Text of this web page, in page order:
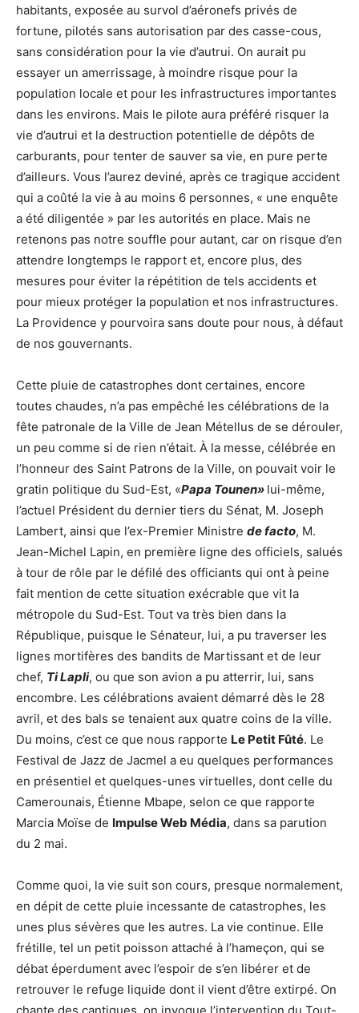
habitants, exposée au survol d’aéronefs privés de
fortune, pilotés sans autorisation par des casse-cous,
sans considération pour la vie d’autrui. On aurait pu
essayer un amerrissage, à moindre risque pour la
population locale et pour les infrastructures importantes
dans les environs. Mais le pilote aura préféré risquer la
vie d’autrui et la destruction potentielle de dépôts de
carburants, pour tenter de sauver sa vie, en pure perte
d’ailleurs. Vous l’aurez deviné, après ce tragique accident
qui a coûté la vie à au moins 6 personnes, « une enquête
a été diligentée » par les autorités en place. Mais ne
retenons pas notre souffle pour autant, car on risque d’en
attendre longtemps le rapport et, encore plus, des
mesures pour éviter la répétition de tels accidents et
pour mieux protéger la population et nos infrastructures.
La Providence y pourvoira sans doute pour nous, à défaut
de nos gouvernants.
Cette pluie de catastrophes dont certaines, encore
toutes chaudes, n’a pas empêché les célébrations de la
fête patronale de la Ville de Jean Métellus de se dérouler,
un peu comme si de rien n’était. À la messe, célébrée en
l’honneur des Saint Patrons de la Ville, on pouvait voir le
gratin politique du Sud-Est, «Papa Tounen» lui-même,
l’actuel Président du dernier tiers du Sénat, M. Joseph
Lambert, ainsi que l’ex-Premier Ministre de facto, M.
Jean-Michel Lapin, en première ligne des officiels, salués
à tour de rôle par le défilé des officiants qui ont à peine
fait mention de cette situation exécrable que vit la
métropole du Sud-Est. Tout va très bien dans la
République, puisque le Sénateur, lui, a pu traverser les
lignes mortifères des bandits de Martissant et de leur
chef, Ti Lapli, ou que son avion a pu atterrir, lui, sans
encombre. Les célébrations avaient démarré dès le 28
avril, et des bals se tenaient aux quatre coins de la ville.
Du moins, c’est ce que nous rapporte Le Petit Fûté. Le
Festival de Jazz de Jacmel a eu quelques performances
en présentiel et quelques-unes virtuelles, dont celle du
Camerounais, Étienne Mbape, selon ce que rapporte
Marcia Moïse de Impulse Web Média, dans sa parution
du 2 mai.
Comme quoi, la vie suit son cours, presque normalement,
en dépit de cette pluie incessante de catastrophes, les
unes plus sévères que les autres. La vie continue. Elle
frétille, tel un petit poisson attaché à l’hameçon, qui se
débat éperdument avec l’espoir de s’en libérer et de
retrouver le refuge liquide dont il vient d’être extirpé. On